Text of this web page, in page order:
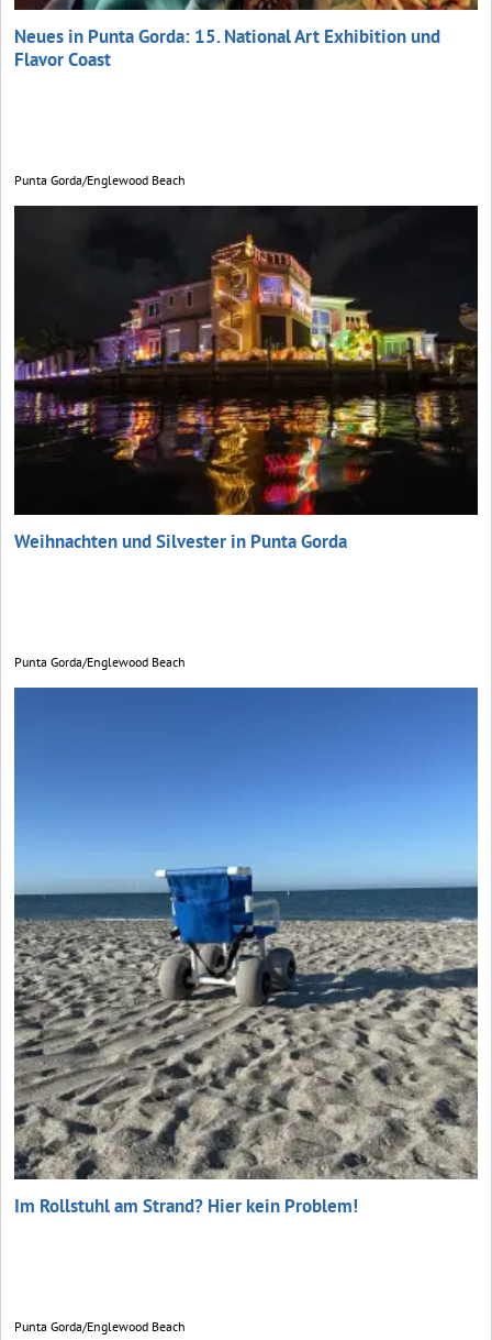
Neues in Punta Gorda: 15. National Art Exhibition und
Flavor Coast
Punta Gorda/Englewood Beach
Weihnachten und Silvester in Punta Gorda
Punta Gorda/Englewood Beach
Im Rollstuhl am Strand? Hier kein Problem!
Punta Gorda/Englewood Beach